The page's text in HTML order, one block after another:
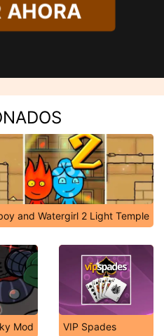
AHORA
and Watergirl 2 Light Temple
Mod VIP Spades